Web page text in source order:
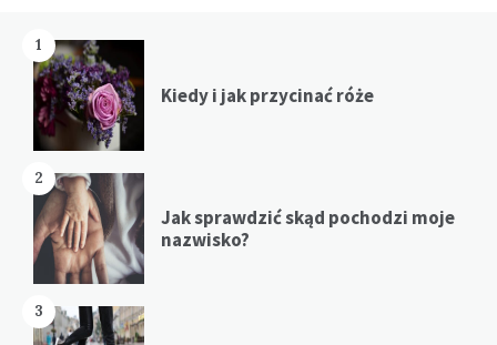
1
Kiedy i jak przycinać róże
2
Jak sprawdzić skąd pochodzi moje
nazwisko?
3